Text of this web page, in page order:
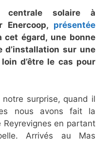
centrale solaire à
Enercoop, présentée
cet égard, une bonne
d’installation sur une
d’être le cas pour
notre surprise, quand il
nous avons fait la
en partant
Arrivés au Mas